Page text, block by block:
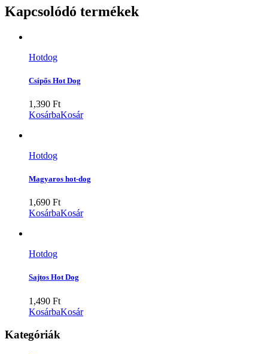
Kapcsolódó termékek
Hotdog
Csípős Hot Dog
1,390 Ft
KosárbaKosár
Hotdog
Magyaros hot-dog
1,690 Ft
KosárbaKosár
Hotdog
Sajtos Hot Dog
1,490 Ft
KosárbaKosár
Kategóriák